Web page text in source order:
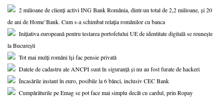
2 milioane de clienți activi ING Bank România, dintr-un total de 2,2 milioane, și 20
de ani de Home’Bank. Cum s-a schimbat relația românilor cu banca
Inițiativa europeană pentru testarea portofelului UE de identitate digitală se reunește
la București
Tot mai mulți români își fac pensie privată
Datele de cadastru ale ANCPI sunt în siguranță și nu au fost furate de hackeri
Încasările instant în euro, posibile la 6 bănci, inclusiv CEC Bank
Cumpărăturile pe Emag se pot face mai simplu decât cu cardul, prin Ropay